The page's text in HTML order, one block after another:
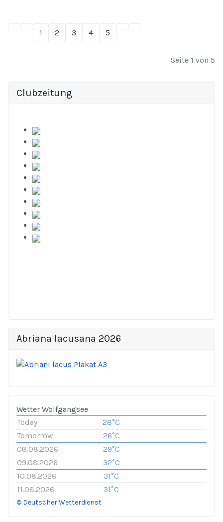
1 2 3 4 5
Seite 1 von 5
Clubzeitung
Abriana lacusana 2026
Wetter Wolfgangsee
Today
28°C
Tomorrow
26°C
08.08.2026
29°C
09.08.2026
32°C
10.08.2026
31°C
11.08.2026
31°C
© Deutscher Wetterdienst